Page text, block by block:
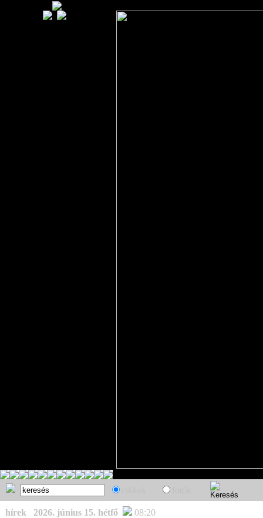
hírek 2026. június 15. hétfő 08:20